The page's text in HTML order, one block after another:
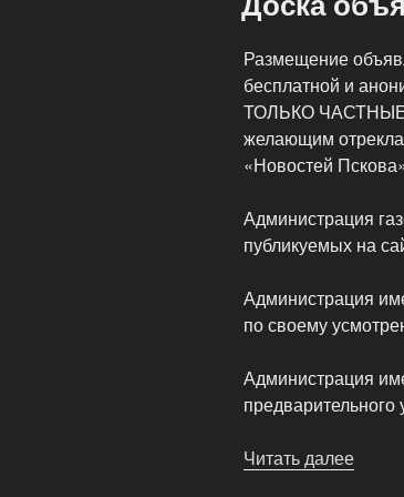
Размещение
бесплатной и
ТОЛЬКО ЧАСТНЫЕ
желающим
«Новостей
Администрация
публикуемых на
Администрация
по своему
Администрация
Читать далее